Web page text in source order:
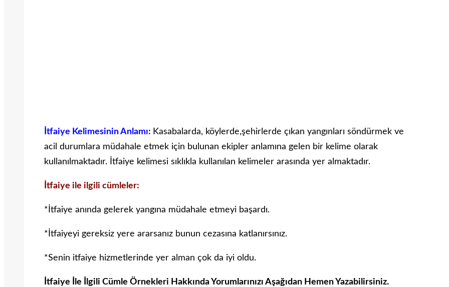
İtfaiye Kelimesinin Anlamı: Kasabalarda, köylerde,şehirlerde çıkan yangınları söndürmek ve
acil durumlara müdahale etmek için bulunan ekipler anlamına gelen bir kelime olarak
kullanılmaktadır. İtfaiye kelimesi sıklıkla kullanılan kelimeler arasında yer almaktadır.
İtfaiye ile ilgili cümleler:
*İtfaiye anında gelerek yangına müdahale etmeyi başardı.
*İtfaiyeyi gereksiz yere ararsanız bunun cezasına katlanırsınız.
*Senin itfaiye hizmetlerinde yer alman çok da iyi oldu.
İtfaiye İle İlgili Cümle Örnekleri Hakkında Yorumlarınızı Aşağıdan Hemen Yazabilirsiniz.